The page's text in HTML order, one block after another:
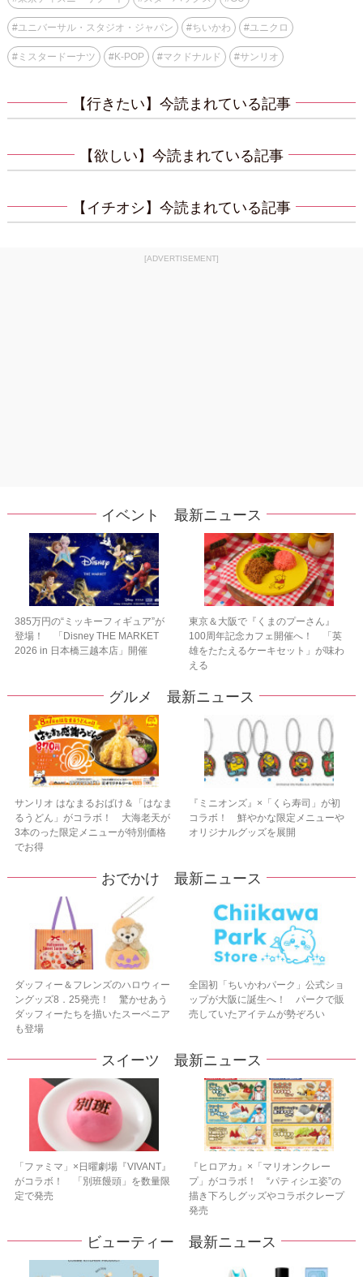
#ユニバーサル・スタジオ・ジャパン #ちいかわ #ユニクロ
#ミスタードーナツ #K-POP #マクドナルド #サンリオ
【行きたい】今読まれている記事
【欲しい】今読まれている記事
【イチオシ】今読まれている記事
[ADVERTISEMENT]
イベント 最新ニュース
385万円の“ミッキーフィギュア”が
登場！ 「Disney THE MARKET
2026 in 日本橋三越本店」開催
東京＆大阪で『くまのプーさん』
100周年記念カフェ開催へ！ 「英
雄をたたえるケーキセット」が味わ
える
グルメ 最新ニュース
サンリオ はなまるおばけ＆「はなま
るうどん」がコラボ！ 大海老天が
3本のった限定メニューが特別価格
でお得
『ミニオンズ』×「くら寿司」が初
コラボ！ 鮮やかな限定メニューや
オリジナルグッズを展開
おでかけ 最新ニュース
ダッフィー＆フレンズのハロウィー
ングッズ8．25発売！ 驚かせあう
ダッフィーたちを描いたスーベニア
も登場
全国初「ちいかわパーク」公式ショ
ップが大阪に誕生へ！ パークで販
売していたアイテムが勢ぞろい
スイーツ 最新ニュース
「ファミマ」×日曜劇場『VIVANT』
がコラボ！ 「別班饅頭」を数量限
定で発売
『ヒロアカ』×「マリオンクレー
プ」がコラボ！ “パティシエ姿”の
描き下ろしグッズやコラボクレープ
発売
ビューティー 最新ニュース